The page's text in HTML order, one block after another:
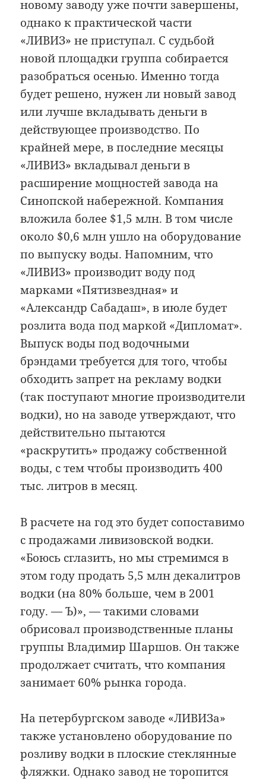
новому заводу уже почти завершены,
однако к практической части
«ЛИВИЗ» не приступал. С судьбой
новой площадки группа собирается
разобраться осенью. Именно тогда
будет решено, нужен ли новый завод
или лучше вкладывать деньги в
действующее производство. По
крайней мере, в последние месяцы
«ЛИВИЗ» вкладывал деньги в
расширение мощностей завода на
Синопской набережной. Компания
вложила более $1,5 млн. В том числе
около $0,6 млн ушло на оборудование
по выпуску воды. Напомним, что
«ЛИВИЗ» производит воду под
марками «Пятизвездная» и
«Александр Сабадаш», в июле будет
розлита вода под маркой «Дипломат».
Выпуск воды под водочными
брэндами требуется для того, чтобы
обходить запрет на рекламу водки
(так поступают многие производители
водки), но на заводе утверждают, что
действительно пытаются
«раскрутить» продажу собственной
воды, с тем чтобы производить 400
тыс. литров в месяц.
В расчете на год это будет сопоставимо
с продажами ливизовской водки.
«Боюсь сглазить, но мы стремимся в
этом году продать 5,5 млн декалитров
водки (на 80% больше, чем в 2001
году. — Ъ)», — такими словами
обрисовал производственные планы
группы Владимир Шаршов. Он также
продолжает считать, что компания
занимает 60% рынка города.
На петербургском заводе «ЛИВИЗа»
также установлено оборудование по
розливу водки в плоские стеклянные
фляжки. Однако завод не торопится